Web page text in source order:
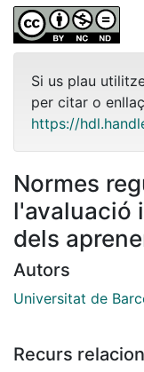
Si us plau
per citar o
https://
Normes
l'avaluació
dels
Autors
Universitat de
Recurs